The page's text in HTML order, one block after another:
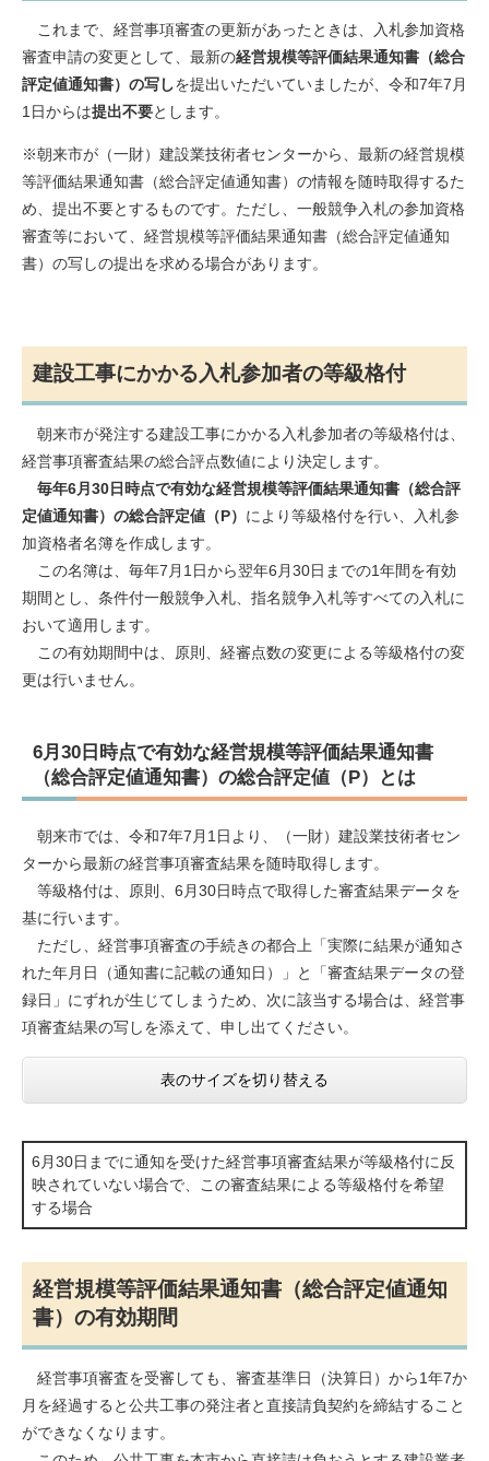
これまで、経営事項審査の更新があったときは、入札参加資格
審査申請の変更として、最新の経営規模等評価結果通知書（総合
評定値通知書）の写しを提出いただいていましたが、令和7年7月
1日からは提出不要とします。
※朝来市が（一財）建設業技術者センターから、最新の経営規模
等評価結果通知書（総合評定値通知書）の情報を随時取得するた
め、提出不要とするものです。ただし、一般競争入札の参加資格
審査等において、経営規模等評価結果通知書（総合評定値通知
書）の写しの提出を求める場合があります。
建設工事にかかる入札参加者の等級格付
朝来市が発注する建設工事にかかる入札参加者の等級格付は、
経営事項審査結果の総合評点数値により決定します。
毎年6月30日時点で有効な経営規模等評価結果通知書（総合評
定値通知書）の総合評定値（P） により等級格付を行い、入札参
加資格者名簿を作成します。
この名簿は、毎年7月1日から翌年6月30日までの1年間を有効
期間とし、条件付一般競争入札、指名競争入札等すべての入札に
おいて適用します。
この有効期間中は、原則、経審点数の変更による等級格付の変
更は行いません。
6月30日時点で有効な経営規模等評価結果通知書
（総合評定値通知書）の総合評定値（P）とは
朝来市では、令和7年7月1日より、（一財）建設業技術者セン
ターから最新の経営事項審査結果を随時取得します。
等級格付は、原則、6月30日時点で取得した審査結果データを
基に行います。
ただし、経営事項審査の手続きの都合上「実際に結果が通知さ
れた年月日（通知書に記載の通知日）」と「審査結果データの登
録日」にずれが生じてしまうため、次に該当する場合は、経営事
項審査結果の写しを添えて、申し出てください。
表のサイズを切り替える
6月30日までに通知を受けた経営事項審査結果が等級格付に反
映されていない場合で、この審査結果による等級格付を希望
する場合​
経営規模等評価結果通知書（総合評定値通知
書） の有効期間
経営事項審査を受審しても、審査基準日（決算日）から1年7か
月を経過すると公共工事の発注者と直接請負契約を締結すること
ができなくなります。